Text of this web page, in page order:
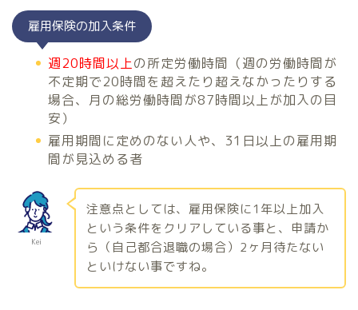
雇用保険の加入条件
週20時間以上の所定労働時間（週の労働時間が
不定期で20時間を超えたり超えなかったりする
場合、月の総労働時間が87時間以上が加入の目
安）
雇用期間に定めのない人や、31日以上の雇用期
間が見込める者
Kei
注意点としては、雇用保険に1年以上加入
という条件をクリアしている事と、申請か
ら（自己都合退職の場合）2ヶ月待たない
といけない事ですね。